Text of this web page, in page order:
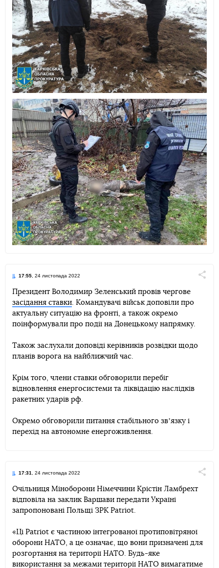
17:55 , 24 листопада 2022
TelegramFacebookTwitter
Президент Володимир Зеленський провів чергове
засідання ставки . Командувачі військ доповіли про
актуальну ситуацію на фронті, а також окремо
поінформували про події на Донецькому напрямку.
Також заслухали доповіді керівників розвідки щодо
планів ворога на найближчий час.
Крім того, члени ставки обговорили перебіг
відновлення енергосистеми та ліквідацію наслідків
ракетних ударів рф.
Окремо обговорили питання стабільного звʼязку і
перехід на автономне енергоживлення.
17:31 , 24 листопада 2022
Telegram FacebookTwitter
Очільниця Міноборони Німеччини Крістін Ламбрехт
відповіла на заклик Варшави передати Україні
запропоновані Польщі ЗРК Patriot.
«Ці Patriot є частиною інтегрованої протиповітряної
оборони НАТО, а це означає, що вони призначені для
розгортання на території НАТО. Будь-яке
використання за межами території НАТО вимагатиме